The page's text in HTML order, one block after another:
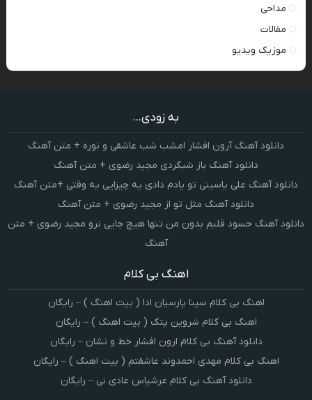
مداحی
مقالات
موزیک ویدیو
به زودی...
دانلود آهنگ آرون افشار امشب شب عاشقی و نوره + متن آهنگ
دانلود آهنگ باز شبگردی مجید رضوی + متن آهنگ
دانلود آهنگ علی یاسینی تو یادم دادی یه چیزایی یه وقتی +متن آهنگ
دانلود آهنگ مثل تو از مجید رضوی + متن آهنگ
دانلود آهنگ حسود قلبم بدون من تنها هیچ جایی نرو مجید رضوی + متن
آهنگ
اهنگ بی کلام
اهنگ بی کلام سینا پارسیان ادا ( بیت اهنگ ) – رایگان
اهنگ بی کلام شروین پتک ( بیت اهنگ ) – رایگان
دانلود آهنگ بی کلام ارون افشار خط و نشان – رایگان
اهنگ بی کلام مهدی احمدوند عاشقتم ( بیت اهنگ ) – رایگان
دانلود آهنگ بی کلام عرشیاس عادی نی – رایگان